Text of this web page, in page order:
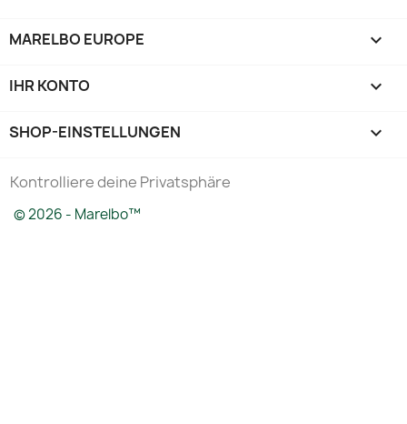
MARELBO EUROPE 
IHR KONTO 
SHOP-EINSTELLUNGEN keyboard_arrow_down
Kontrolliere deine Privatsphäre
© 2026 - Marelbo™